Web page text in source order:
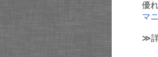
優
マ
≫